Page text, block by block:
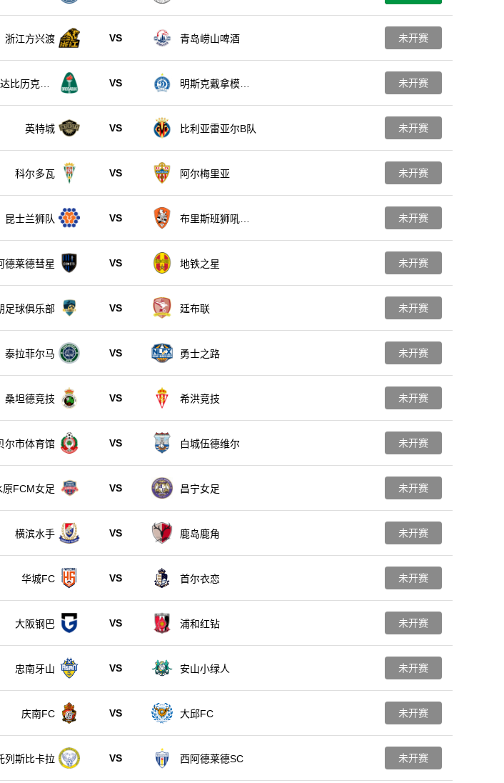
浙江方兴渡 VS 青岛崂山啤酒 未开赛
比历克女
VS
明斯克戴拿模女
未开赛
英特城 VS 比利亚雷亚尔B队 未开赛
科尔多瓦 VS 阿尔梅里亚 未开赛
昆士兰狮队 VS
布里斯班狮吼青
未开赛
德莱德彗星 VS 地铁之星 未开赛
足球俱乐部 VS 廷布联 未开赛
泰拉菲尔马 VS 勇士之路 未开赛
桑坦德竞技 VS 希洪竞技 未开赛
尔市体育馆 VS 白城伍德维尔 未开赛
原FCM女足 VS 昌宁女足 未开赛
横滨水手 VS 鹿岛鹿角 未开赛
华城FC VS 首尔衣恋 未开赛
大阪钢巴 VS 浦和红钻 未开赛
忠南牙山 VS 安山小绿人 未开赛
庆南FC VS 大邱FC 未开赛
列斯比卡拉 VS 西阿德莱德SC 未开赛